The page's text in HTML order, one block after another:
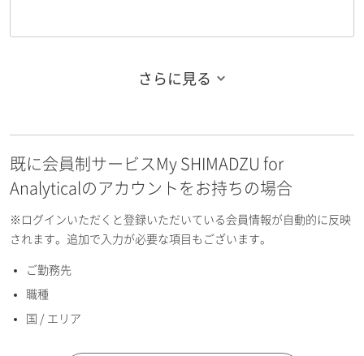
お名前フリガナ（名）
E-mailアドレス（半角英数）
さらに見る
既に会員制サービスMy SHIMADZU for
Analyticalのアカウントをお持ちの場合
※ログインいただくと登録いただいている会員情報が自動的に反映
されます。追加で入力が必要な項目もございます。
ご勤務先
職種
国 / エリア